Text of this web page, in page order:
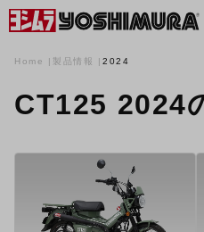
Home 製品情報 2024
CT125 2024